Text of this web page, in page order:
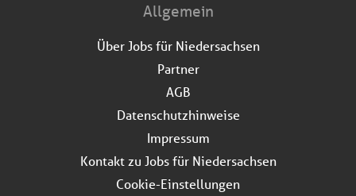
Allgemein
Über Jobs für Niedersachsen
Partner
AGB
Datenschutzhinweise
Impressum
Kontakt zu Jobs für Niedersachsen
Cookie-Einstellungen